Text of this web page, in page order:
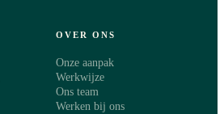
OVER ONS
Onze aanpak
Werkwijze
Ons team
Werken bij ons